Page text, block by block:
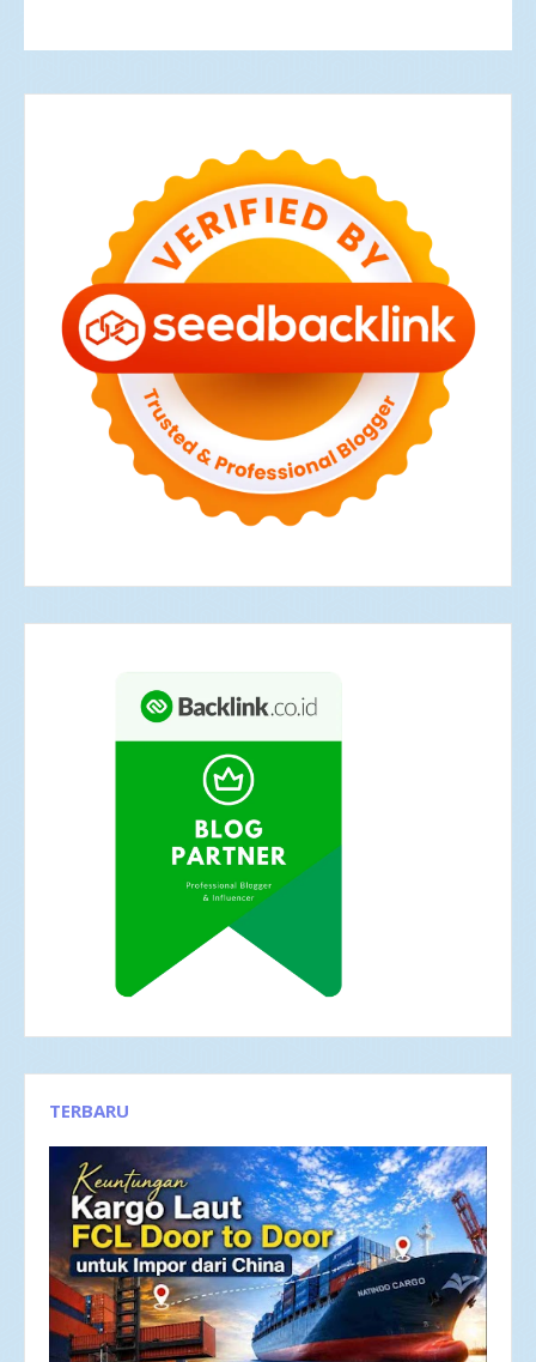
TERBARU